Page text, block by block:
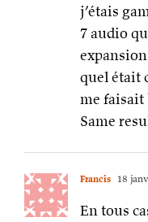
j’étais
7 audio
quel était
me faisait
Same
Francis 18
En tous